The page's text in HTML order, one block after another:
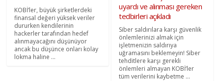
KOBİ’ler, büyük şirketlerdeki
finansal değeri yüksek veriler
dururken kendilerinin
hackerler tarafından hedef
alınmayacağını düşünüyor
ancak bu düşünce onları kolay
lokma haline ...
uyardı ve alınması gereken
tedbirleri açıkladı
Siber saldırılara karşı güvenlik
önlemlerinizi almak için
işletmenizin saldırıya
uğramasını beklemeyin! Siber
tehditlere karşı gerekli
önlemleri almayan KOBİ’ler
tüm verilerini kaybetme ...